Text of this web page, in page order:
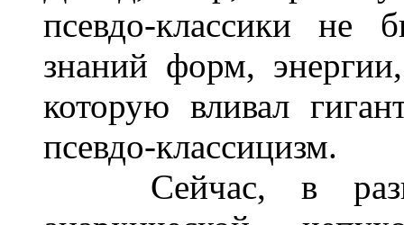
псевдо-классики не
знаний форм,
которую вливал
псевдо-классицизм.
Сейчас, в